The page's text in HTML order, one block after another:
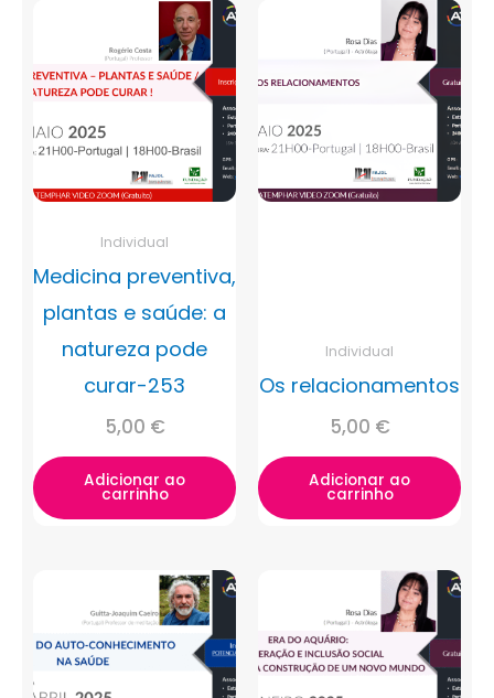
Individual
Medicina preventiva,
plantas e saúde: a
natureza pode
curar-253
5,00 €
Adicionar ao
carrinho
Individual
Os relacionamentos
5,00 €
Adicionar ao
carrinho